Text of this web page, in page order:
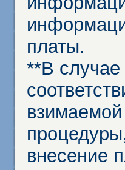
платы.
**В случае
внесение